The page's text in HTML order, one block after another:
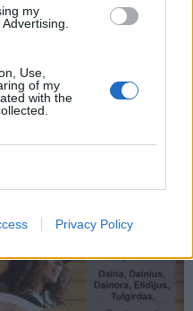
my
Use,
of my
with the
Privacy Policy
Pasaulis
smūgis Rusijos